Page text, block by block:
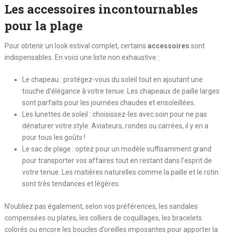
Les accessoires incontournables
pour la plage
Pour obtenir un look estival complet, certains accessoires sont
indispensables. En voici une liste non exhaustive :
Le chapeau : protégez-vous du soleil tout en ajoutant une
touche d’élégance à votre tenue. Les chapeaux de paille larges
sont parfaits pour les journées chaudes et ensoleillées.
Les lunettes de soleil : choisissez-les avec soin pour ne pas
dénaturer votre style. Aviateurs, rondes ou carrées, il y en a
pour tous les goûts !
Le sac de plage : optez pour un modèle suffisamment grand
pour transporter vos affaires tout en restant dans l’esprit de
votre tenue. Les matières naturelles comme la paille et le rotin
sont très tendances et légères.
N’oubliez pas également, selon vos préférences, les sandales
compensées ou plates, les colliers de coquillages, les bracelets
colorés ou encore les boucles d’oreilles imposantes pour apporter la